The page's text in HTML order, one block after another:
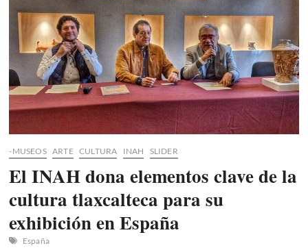
Tomás
Munive
Quiroz
-MUSEOS ARTE CULTURA INAH SLIDER
El INAH dona elementos clave de la
cultura tlaxcalteca para su
exhibición en España
España